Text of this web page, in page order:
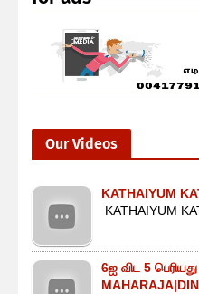
Our Videos
KATHAIYUM
KATHAIYUM
6ஐ விட 5